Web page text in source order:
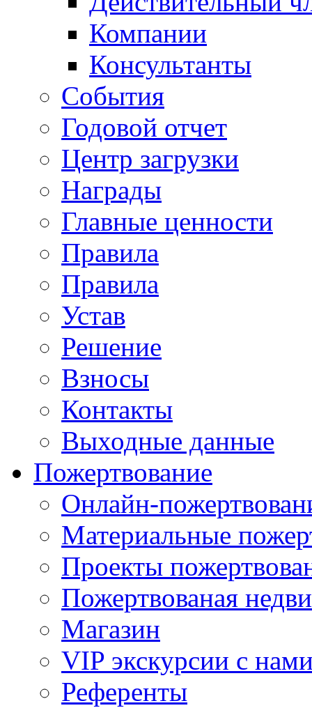
Компании
Консультанты
События
Годовой отчет
Центр загрузки
Награды
Главные ценности
Правила
Правила
Устав
Решение
Взносы
Контакты
Выходные данные
Пожертвование
Онлайн-
Материальные
Проекты
Пожертвованая
Магазин
VIP экскурсии с
Референты